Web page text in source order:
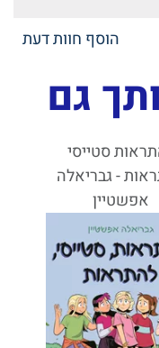
הוסף חוות דעת
גם
סטייסי
- גבריאלה
אפשטיין